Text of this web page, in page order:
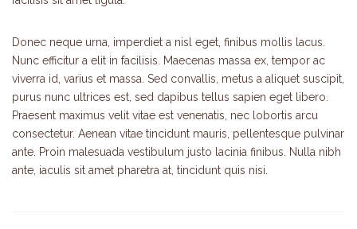
Donec neque urna, imperdiet a nisl eget, finibus mollis lacus.
Nunc efficitur a elit in facilisis. Maecenas massa ex, tempor ac
viverra id, varius et massa. Sed convallis, metus a aliquet suscipit,
purus nunc ultrices est, sed dapibus tellus sapien eget libero.
Praesent maximus velit vitae est venenatis, nec lobortis arcu
consectetur. Aenean vitae tincidunt mauris, pellentesque pulvinar
ante. Proin malesuada vestibulum justo lacinia finibus. Nulla nibh
ante, iaculis sit amet pharetra at, tincidunt quis nisi.